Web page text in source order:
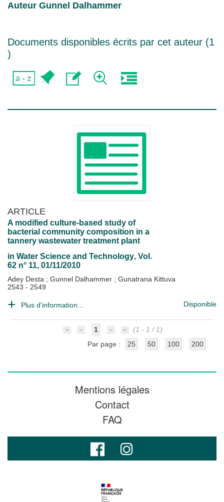
Auteur Gunnel Dalhammer
Documents disponibles écrits par cet auteur (1
)
ARTICLE
A modified culture-based study of
bacterial community composition in a
tannery wastewater treatment plant
in Water Science and Technology, Vol.
62 n° 11, 01/11/2010
Adey Desta ; Gunnel Dalhammer ; Gunatrana Kittuva
2543 - 2549
Plus d'information... Disponible
1
(1 - 1 / 1)
Par page :
25 50 100 200
Mentions légales
Contact
FAQ